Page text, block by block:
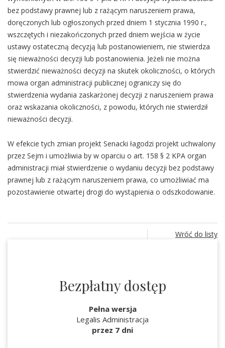
bez podstawy prawnej lub z rażącym naruszeniem prawa,
doręczonych lub ogłoszonych przed dniem 1 stycznia 1990 r.,
wszczętych i niezakończonych przed dniem wejścia w życie
ustawy ostateczną decyzją lub postanowieniem, nie stwierdza
się nieważności decyzji lub postanowienia. Jeżeli nie można
stwierdzić nieważności decyzji na skutek okoliczności, o których
mowa organ administracji publicznej ograniczy się do
stwierdzenia wydania zaskarżonej decyzji z naruszeniem prawa
oraz wskazania okoliczności, z powodu, których nie stwierdził
nieważności decyzji.
W efekcie tych zmian projekt Senacki łagodzi projekt uchwalony
przez Sejm i umożliwia by w oparciu o art. 158 § 2 KPA organ
administracji miał stwierdzenie o wydaniu decyzji bez podstawy
prawnej lub z rażącym naruszeniem prawa, co umożliwiać ma
pozostawienie otwartej drogi do wystąpienia o odszkodowanie.
Wróć do listy
Bezpłatny dostęp
Pełna wersja
Legalis Administracja
przez 7 dni